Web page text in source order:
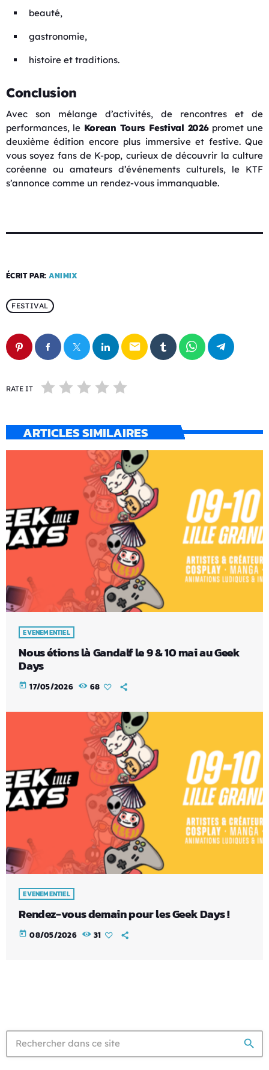
beauté,
gastronomie,
histoire et traditions.
Conclusion
Avec son mélange d’activités, de rencontres et de
performances, le Korean Tours Festival 2026promet une
deuxième édition encore plus immersive et festive. Que
vous soyez fans de K-pop, curieux de découvrir la culture
coréenne ou amateurs d’événements culturels, le KTF
s’annonce comme un rendez-vous immanquable.
ÉCRIT PAR: ANIMIX
FESTIVAL
email
RATE IT
ARTICLES SIMILAIRES
EVENEMENTIEL
Nous étions là Gandalf le 9 & 10 mai au Geek
Days
today 17/05/2026 68
EVENEMENTIEL
Rendez-vous demain pour les Geek Days !
today 08/05/2026 31
search